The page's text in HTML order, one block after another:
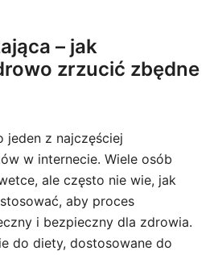
– jak
zrzucić zbędne
jeden z najczęściej
w internecie. Wiele osób
ale często nie wie, jak
aby proces
i bezpieczny dla zdrowia.
do diety, dostosowane do